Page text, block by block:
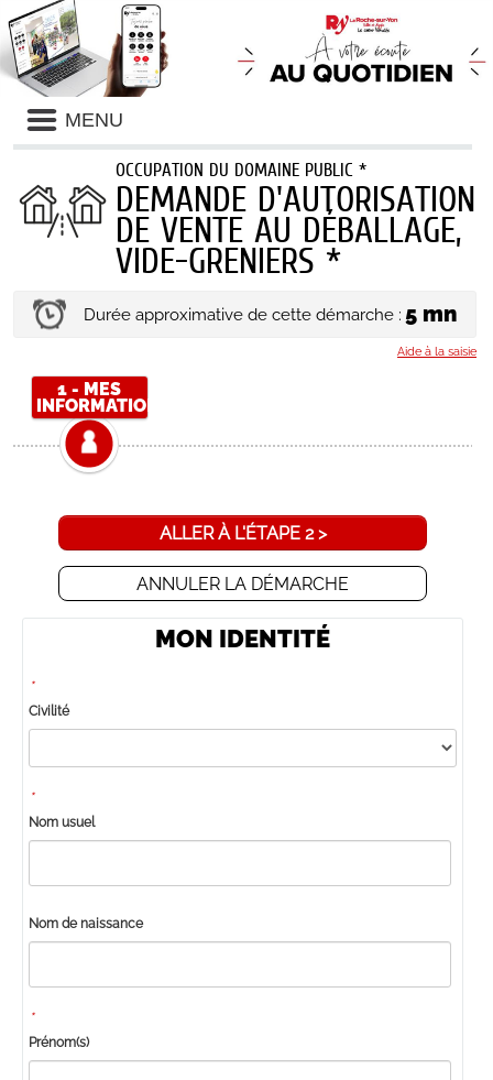
MENU
OCCUPATION DU DOMAINE PUBLIC *
DEMANDE D'AUTORISATION
DE VENTE AU DÉBALLAGE,
VIDE-GRENIERS *
Durée approximative de cette démarche : 5 mn
Aide à la saisie
1 - MES
INFORMATIONS
ALLER À L'ÉTAPE 2 >
ANNULER LA DÉMARCHE
MON IDENTITÉ
*
Civilité
*
Nom usuel
Nom de naissance
*
Prénom(s)